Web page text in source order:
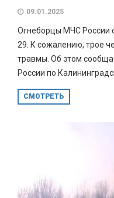
09.01.2025
Огнеборцы МЧС России
29. К сожалению, трое
травмы. Об этом
России по
СМОТРЕТЬ